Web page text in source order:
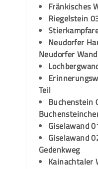
Fränkisches
Riegelstein
Neudorfer
Neudorfer Wand
Teil
Buchenstein
Giselawand
Giselawand
Gedenkweg
Kainachtaler